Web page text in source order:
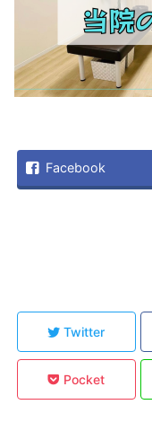
Facebook
Twitter
Pocket